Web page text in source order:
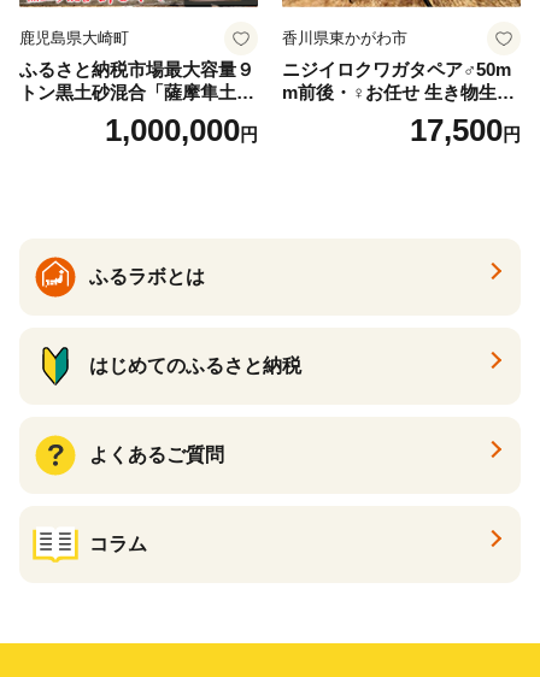
鹿児島県大崎町
ふるさと納税市場最大容量９
トン黒土砂混合「薩摩隼土」
（夢と感動の演出のグラウン
1,000,000円
香川県東かがわ市
ニジイロクワガタペア♂50m
m前後・♀お任せ 生き物生き
17,500円
ふるラボとは
はじめてのふるさと納税
よくあるご質問
コラム